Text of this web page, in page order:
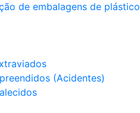
de embalagens de plástico
(Acidentes)